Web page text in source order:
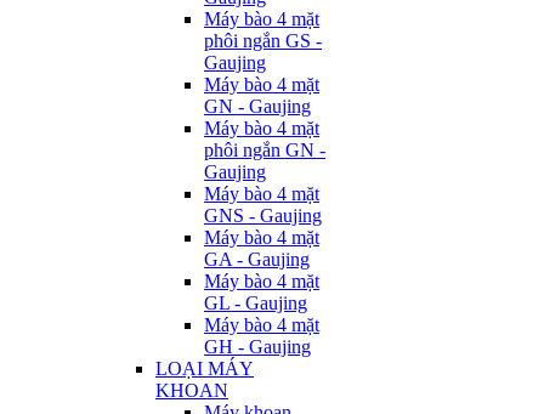
Máy bào 4 mặt
phôi ngắn GS -
Gaujing
Máy bào 4 mặt
GN - Gaujing
Máy bào 4 mặt
phôi ngắn GN -
Gaujing
Máy bào 4 mặt
GNS - Gaujing
Máy bào 4 mặt
GA - Gaujing
Máy bào 4 mặt
GL - Gaujing
Máy bào 4 mặt
GH - Gaujing
LOẠI MÁY
KHOAN